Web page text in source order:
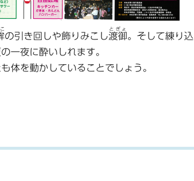
の引き回しや飾りみこし渡御
とぎょ
。そして練り込
一夜に酔いしれます。
体を動かしていることでしょう。